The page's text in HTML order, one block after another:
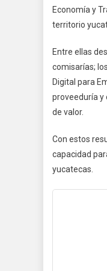
Economía y
territorio
Entre ellas
comisarías;
Digital para
proveeduría y
de valor.
Con estos
capacidad
yucatecas.